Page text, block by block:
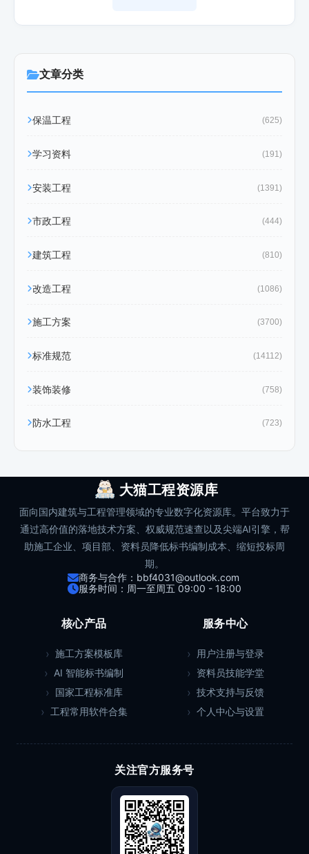
文章分类
保温工程 (625)
学习资料 (191)
安装工程 (1391)
市政工程 (444)
建筑工程 (810)
改造工程 (1086)
施工方案 (3700)
标准规范 (14112)
装饰装修 (758)
防水工程 (723)
大猫工程资源库
面向国内建筑与工程管理领域的专业数字化资源库。平台致力于
通过高价值的落地技术方案、权威规范速查以及尖端AI引擎，帮
助施工企业、项目部、资料员降低标书编制成本、缩短投标周
期。
商务与合作：bbf4031@outlook.com
服务时间：周一至周五 09:00 - 18:00
核心产品
施工方案模板库
AI 智能标书编制
国家工程标准库
工程常用软件合集
服务中心
用户注册与登录
资料员技能学堂
技术支持与反馈
个人中心与设置
关注官方服务号